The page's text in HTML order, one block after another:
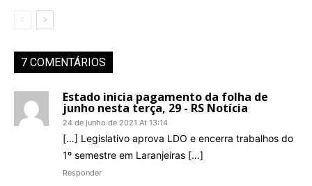
7 COMENTÁRIOS
Estado inicia pagamento da folha de
junho nesta terça, 29 - RS Notícia
24 de junho de 2021 At 13:14
[…] Legislativo aprova LDO e encerra trabalhos do
1º semestre em Laranjeiras […]
Responder